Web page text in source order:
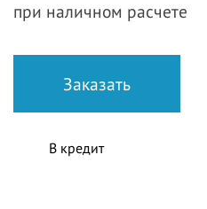
при наличном расчете
В кредит